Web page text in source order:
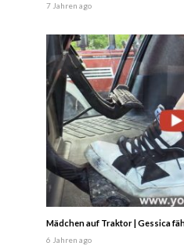
7 Jahren ago
Mädchen auf Traktor | Gessica
6 Jahren ago